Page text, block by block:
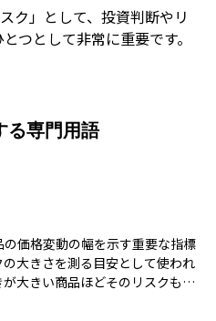
ク」として、投資判断やリ
つとして非常に重要です。
る専門用語
価格変動の幅を示す重要な指標
大きさを測る目安として使われ
大きい商品ほどそのリスクも高